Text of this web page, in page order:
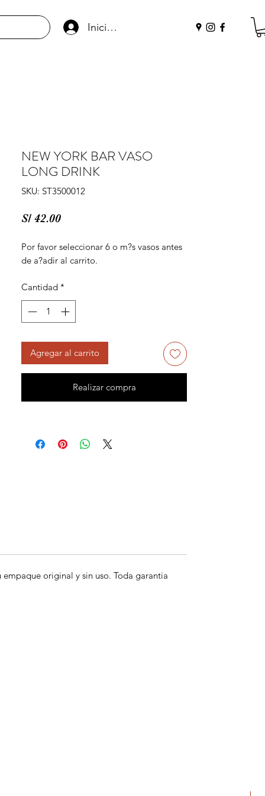
Iniciar sesión
NEW YORK BAR VASO
LONG DRINK
SKU: ST3500012
S/ 42.00Precio
Por favor seleccionar 6 o m?s vasos antes
de a?adir al carrito.
Cantidad *
Agregar al carrito
Realizar compra
original y sin uso. Toda garantia